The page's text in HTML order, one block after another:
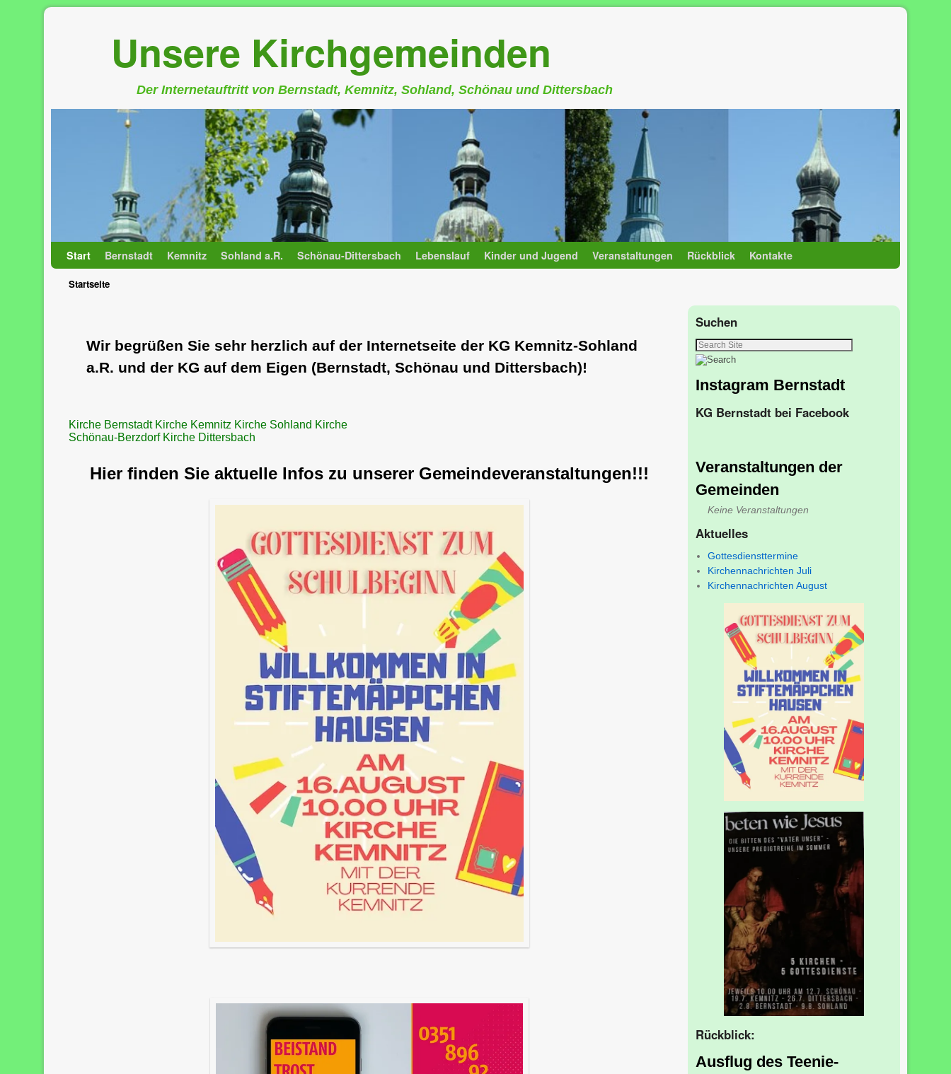
Unsere Kirchgemeinden
Der Internetauftritt von Bernstadt, Kemnitz, Sohland, Schönau und Dittersbach
Start Bernstadt Kemnitz Sohland a.R. Schönau-Dittersbach Lebenslauf Kinder und Jugend Veranstaltungen Rückblick Kontakte
Startseite
Wir begrüßen Sie sehr herzlich auf der Internetseite der KG Kemnitz-Sohland
a.R. und der KG auf dem Eigen (Bernstadt, Schönau und Dittersbach)!
Kirche Bernstadt Kirche Kemnitz Kirche Sohland Kirche
Schönau-Berzdorf Kirche Dittersbach
Hier finden Sie aktuelle Infos zu unserer Gemeindeveranstaltungen!!!
Suchen
Instagram Bernstadt
KG Bernstadt bei Facebook
Veranstaltungen der
Gemeinden
Keine Veranstaltungen
Aktuelles
Gottesdiensttermine
Kirchennachrichten Juli
Kirchennachrichten August
Rückblick:
Ausflug des Teenie-